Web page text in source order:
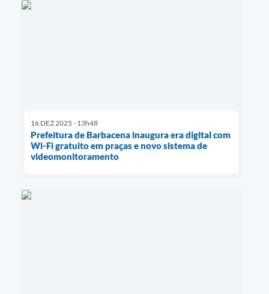
16 DEZ 2025 - 13h48
Prefeitura de Barbacena inaugura era digital com
Wi-Fi gratuito em praças e novo sistema de
videomonitoramento